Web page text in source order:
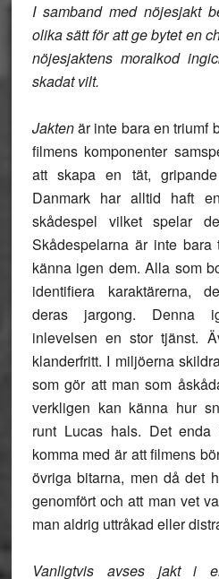
I samband med nöjesjakt
olika sätt för att ge bytet en
nöjesjaktens moralkod
skadat vilt.
Jaktenär inte bara en triumf
filmens komponenter
att skapa en tät,
Danmark har alltid haft
skådespel vilket spelar
Skådespelarna är inte
känna igen dem. Alla som
identifiera karaktärerna,
deras jargong. Denna
inlevelsen en stor tjänst.
klanderfritt. I miljöerna
som gör att man som
verkligen kan känna hur
runt Lucas hals. Det
komma med är att filmens
övriga bitarna, men då det
genomfört och att man vet
man aldrig uttråkad eller
Vanligtvis avses jakt i